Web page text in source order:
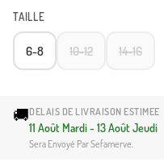
TAILLE
6-8 10-12 14-16
🚚DELAIS DE LIVRAISON ESTIMEE
11 Août Mardi - 13 Août Jeudi
Sera Envoyé Par Sefamerve.